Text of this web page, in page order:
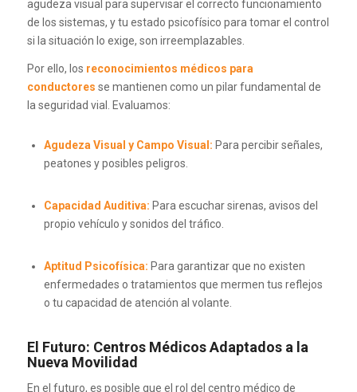
agudeza visual para supervisar el correcto funcionamiento
de los sistemas, y tu estado psicofísico para tomar el control
si la situación lo exige, son irreemplazables.
Por ello, los reconocimientos médicos para
conductores se mantienen como un pilar fundamental de
la seguridad vial. Evaluamos:
Agudeza Visual y Campo Visual: Para percibir señales,
peatones y posibles peligros.
Capacidad Auditiva: Para escuchar sirenas, avisos del
propio vehículo y sonidos del tráfico.
Aptitud Psicofísica: Para garantizar que no existen
enfermedades o tratamientos que mermen tus reflejos
o tu capacidad de atención al volante.
El Futuro: Centros Médicos Adaptados a la
Nueva Movilidad
En el futuro, es posible que el rol del centro médico de